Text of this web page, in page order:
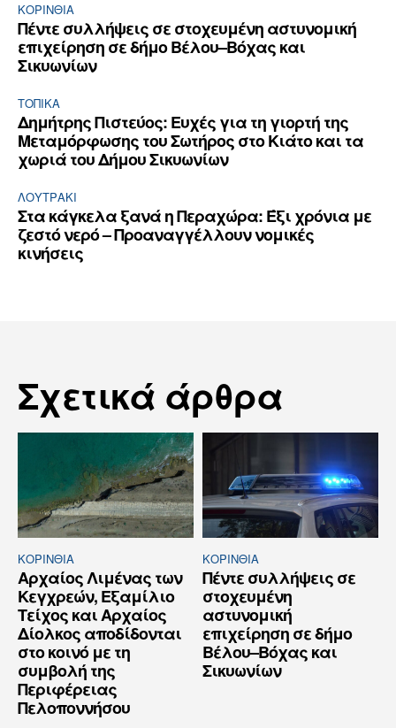
ΚΟΡΙΝΘΊΑ
Πέντε συλλήψεις σε στοχευμένη αστυνομική
επιχείρηση σε δήμο Βέλου–Βόχας και
Σικυωνίων
ΤΟΠΙΚΑ
Δημήτρης Πιστεύος: Ευχές για τη γιορτή της
Μεταμόρφωσης του Σωτήρος στο Κιάτο και τα
χωριά του Δήμου Σικυωνίων
ΛΟΥΤΡΆΚΙ
Στα κάγκελα ξανά η Περαχώρα: Έξι χρόνια με
ζεστό νερό – Προαναγγέλλουν νομικές
κινήσεις
Σχετικά άρθρα
ΚΟΡΙΝΘΊΑ
Αρχαίος Λιμένας των
Κεγχρεών, Εξαμίλιο
Τείχος και Aρχαίος
Δίολκος αποδίδονται
στο κοινό με τη
συμβολή της
Περιφέρειας
Πελοποννήσου
ΚΟΡΙΝΘΊΑ
Πέντε συλλήψεις σε
στοχευμένη
αστυνομική
επιχείρηση σε δήμο
Βέλου–Βόχας και
Σικυωνίων